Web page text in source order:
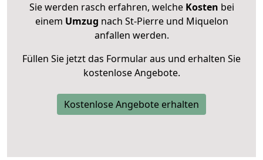
Sie werden rasch erfahren, welche Kosten bei
einem Umzug nach St-Pierre und Miquelon
anfallen werden.
Füllen Sie jetzt das Formular aus und erhalten Sie
kostenlose Angebote.
Kostenlose Angebote erhalten